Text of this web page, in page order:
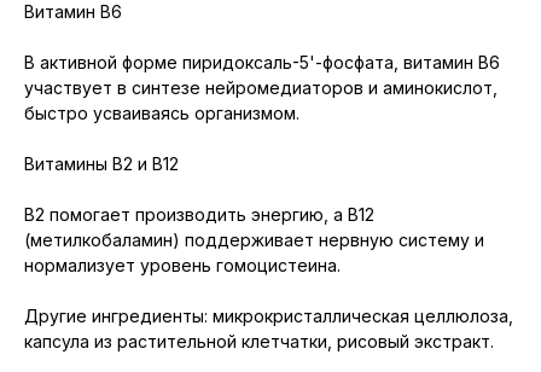
Витамин B6
В активной форме пиридоксаль-5'-фосфата, витамин B6
участвует в синтезе нейромедиаторов и аминокислот,
быстро усваиваясь организмом.
Витамины B2 и B12
B2 помогает производить энергию, а B12
(метилкобаламин) поддерживает нервную систему и
нормализует уровень гомоцистеина.
Другие ингредиенты: микрокристаллическая целлюлоза,
капсула из растительной клетчатки, рисовый экстракт.